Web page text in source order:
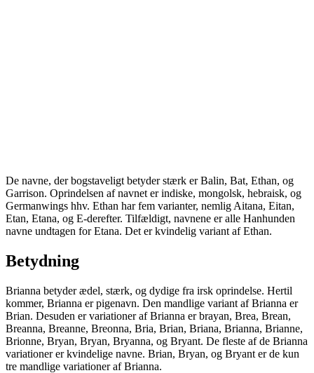
De navne, der bogstaveligt betyder stærk er Balin, Bat, Ethan, og
Garrison. Oprindelsen af navnet er indiske, mongolsk, hebraisk, og
Germanwings hhv. Ethan har fem varianter, nemlig Aitana, Eitan,
Etan, Etana, og E-derefter. Tilfældigt, navnene er alle Hanhunden
navne undtagen for Etana. Det er kvindelig variant af Ethan.
Betydning
Brianna betyder ædel, stærk, og dydige fra irsk oprindelse. Hertil
kommer, Brianna er pigenavn. Den mandlige variant af Brianna er
Brian. Desuden er variationer af Brianna er brayan, Brea, Brean,
Breanna, Breanne, Breonna, Bria, Brian, Briana, Brianna, Brianne,
Brionne, Bryan, Bryan, Bryanna, og Bryant. De fleste af de Brianna
variationer er kvindelige navne. Brian, Bryan, og Bryant er de kun
tre mandlige variationer af Brianna.